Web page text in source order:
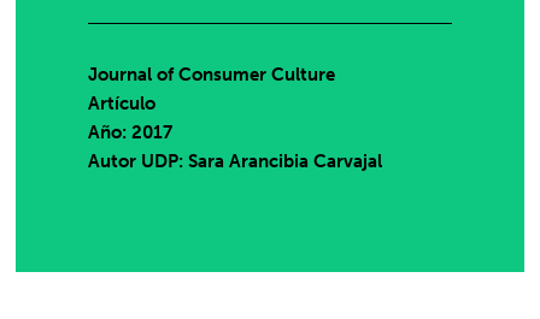
Journal of Consumer Culture
Artículo
Año: 2017
Autor UDP:Sara Arancibia Carvajal